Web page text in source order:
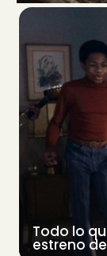
Todo lo
estreno